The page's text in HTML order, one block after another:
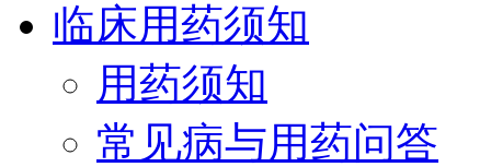
临床用药须知
用药须知
常见病与用药问答